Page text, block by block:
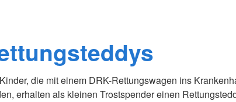
die mit einem DRK-Rettungswagen ins
erhalten als kleinen Trostspender einen